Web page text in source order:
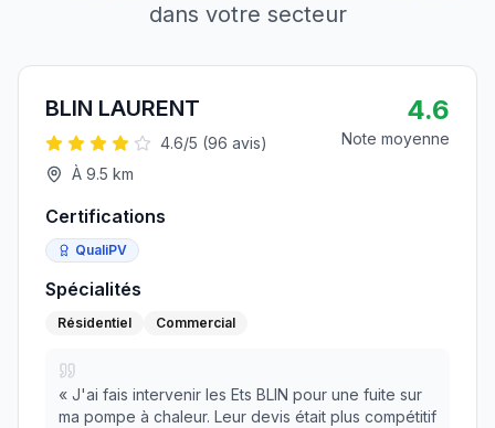
dans votre secteur
BLIN LAURENT
4.6/5 (96 avis)
À 9.5 km
4.6
Note moyenne
Certifications
QualiPV
Spécialités
Résidentiel Commercial
« J'ai fais intervenir les Ets BLIN pour une fuite sur
ma pompe à chaleur. Leur devis était plus compétitif